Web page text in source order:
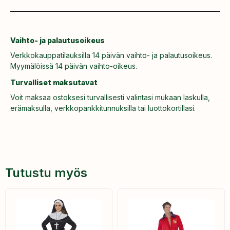
Vaihto- ja palautusoikeus
Verkkokauppatilauksilla 14 päivän vaihto- ja palautusoikeus.
Myymälöissä 14 päivän vaihto-oikeus.
Turvalliset maksutavat
Voit maksaa ostoksesi turvallisesti valintasi mukaan laskulla,
erämaksulla, verkkopankkitunnuksilla tai luottokortillasi.
Tutustu myös